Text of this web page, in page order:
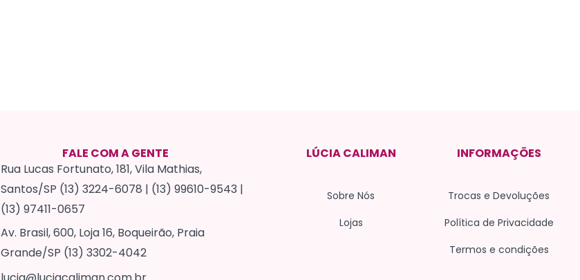
FALE COM A GENTE
Rua Lucas Fortunato, 181, Vila Mathias,
Santos/SP (13) 3224-6078 | (13) 99610-9543 |
(13) 97411-0657
Av. Brasil, 600, Loja 16, Boqueirão, Praia
Grande/SP (13) 3302-4042
LÚCIA CALIMAN
Sobre Nós
Lojas
INFORMAÇÕES
Trocas e Devoluções
Política de Privacidade
Termos e condições